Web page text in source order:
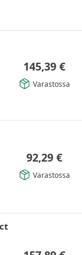
145,39 €
Varastossa
92,29 €
Varastossa